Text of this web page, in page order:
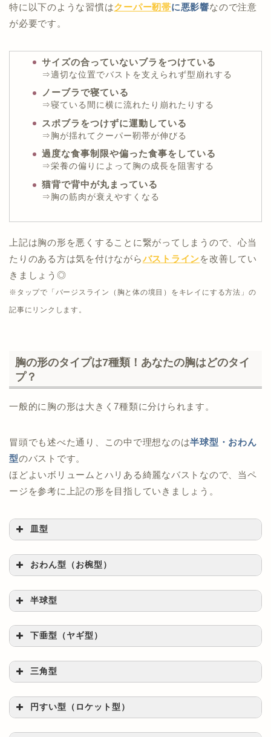
特に以下のような習慣はクーパー靭帯に悪影響なので注意
が必要です。
サイズの合っていないブラをつけている
⇒適切な位置でバストを支えられず型崩れする
ノーブラで寝ている
⇒寝ている間に横に流れたり崩れたりする
スポブラをつけずに運動している
⇒胸が揺れてクーパー靭帯が伸びる
過度な食事制限や偏った食事をしている
⇒栄養の偏りによって胸の成長を阻害する
猫背で背中が丸まっている
⇒胸の筋肉が衰えやすくなる
上記は胸の形を悪くすることに繋がってしまうので、心当
たりのある方は気を付けながらバストラインを改善してい
きましょう◎
※タップで「バージスライン（胸と体の境目）をキレイにする方法」の
記事にリンクします。
胸の形のタイプは7種類！あなたの胸はどのタイ
プ？
一般的に胸の形は大きく7種類に分けられます。
冒頭でも述べた通り、この中で理想なのは半球型・おわん
型のバストです。
ほどよいボリュームとハリある綺麗なバストなので、当ペ
ージを参考に上記の形を目指していきましょう。
皿型
おわん型（お椀型）
半球型
下垂型（ヤギ型）
三角型
円すい型（ロケット型）